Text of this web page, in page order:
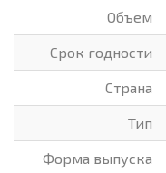
Объем
Срок годности
Страна
Тип
Форма выпуска